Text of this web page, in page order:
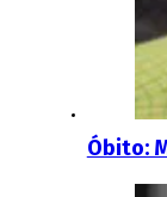
Óbito: